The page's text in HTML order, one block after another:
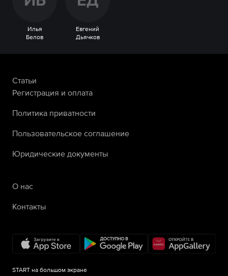
Илья
Белов
Евгений
Дьячков
Статьи
Регистрация и оплата
Политика приватности
Пользовательское соглашение
Юридические документы
О нас
Контакты
START на большом экране